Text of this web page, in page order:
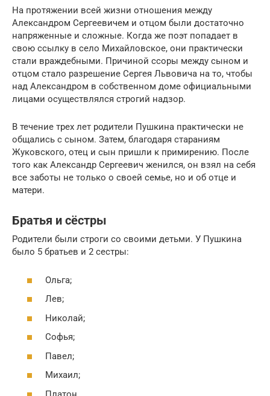
На протяжении всей жизни отношения между
Александром Сергеевичем и отцом были достаточно
напряженные и сложные. Когда же поэт попадает в
свою ссылку в село Михайловское, они практически
стали враждебными. Причиной ссоры между сыном и
отцом стало разрешение Сергея Львовича на то, чтобы
над Александром в собственном доме официальными
лицами осуществлялся строгий надзор.
В течение трех лет родители Пушкина практически не
общались с сыном. Затем, благодаря стараниям
Жуковского, отец и сын пришли к примирению. После
того как Александр Сергеевич женился, он взял на себя
все заботы не только о своей семье, но и об отце и
матери.
Братья и сёстры
Родители были строги со своими детьми. У Пушкина
было 5 братьев и 2 сестры:
Ольга;
Лев;
Николай;
Софья;
Павел;
Михаил;